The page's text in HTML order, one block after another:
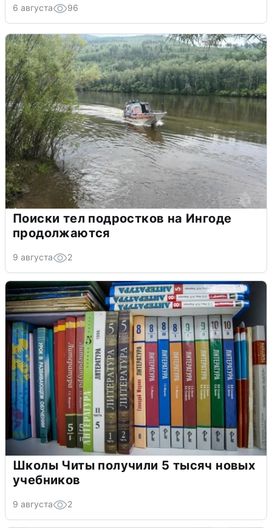
6 августа 96
Поиски тел подростков на Ингоде
продолжаются
9 августа 2
Школы Читы получили 5 тысяч новых
учебников
9 августа 2